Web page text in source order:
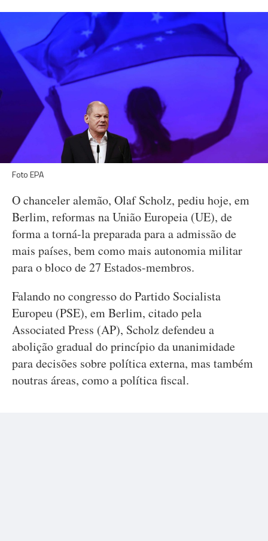
Foto EPA
O chanceler alemão, Olaf Scholz, pediu hoje, em
Berlim, reformas na União Europeia (UE), de
forma a torná-la preparada para a admissão de
mais países, bem como mais autonomia militar
para o bloco de 27 Estados-membros.
Falando no congresso do Partido Socialista
Europeu (PSE), em Berlim, citado pela
Associated Press (AP), Scholz defendeu a
abolição gradual do princípio da unanimidade
para decisões sobre política externa, mas também
noutras áreas, como a política fiscal.